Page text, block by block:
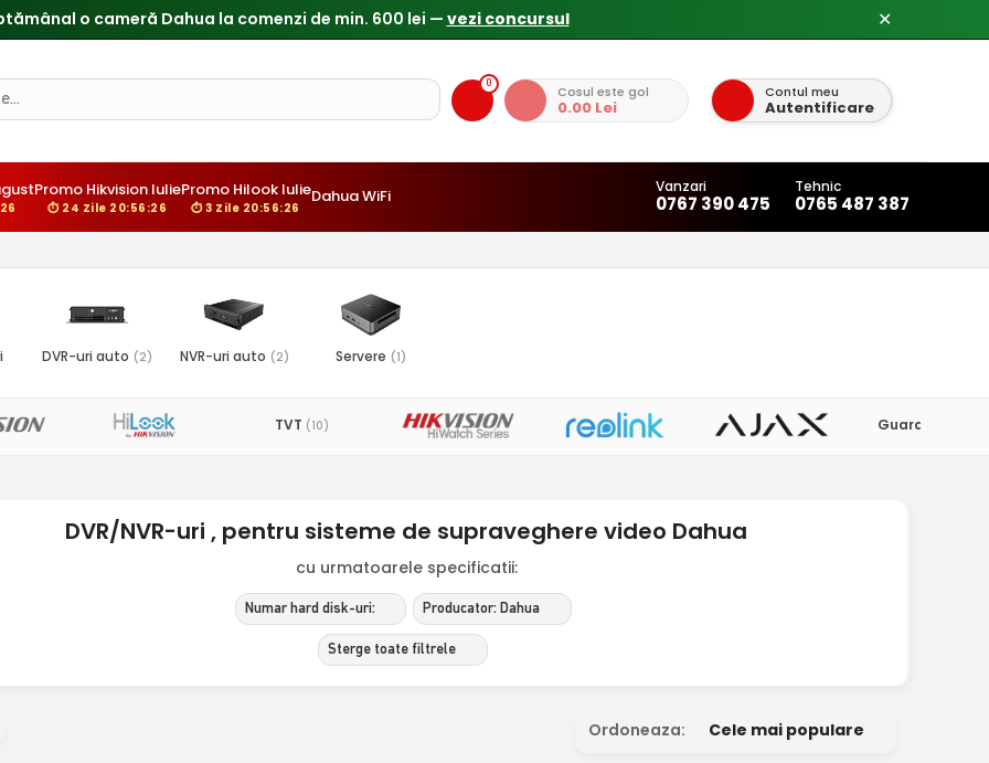
✕
0 Cosul este gol
0.00 Lei
Contul meu
Autentificare
Promo Hikvision Iulie
⏱ 24 Zile 20:56:25
Promo Hilook Iulie
⏱ 3 Zile 20:56:25
Dahua WiFi Vanzari
0767 390 475
Tehnic
0765 487 387
DVR-uri auto (2) NVR-uri auto (2) Servere (1)
TVT (10) Guard View
DVR/NVR-uri , pentru sisteme de supraveghere video Dahua
cu urmatoarele specificatii:
Numar hard disk-uri: Producator: Dahua
Sterge toate filtrele
Ordoneaza: Cele mai populare